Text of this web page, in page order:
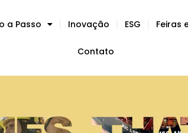
a Passo Inovação ESG Feiras
Contato